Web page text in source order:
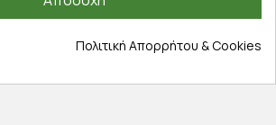
προσφορές
Πολιτική Απορρήτου & Cookies